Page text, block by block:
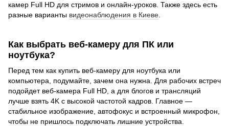
камер Full HD для стримов и онлайн-уроков. Также здесь есть
разные варианты видеонаблюдения в Киеве.
Как выбрать веб-камеру для ПК или
ноутбука?
Перед тем как купить веб-камеру для ноутбука или
компьютера, подумайте, зачем она нужна. Для рабочих встреч
подойдет веб-камера Full HD, а для блогов и трансляций
лучше взять 4K с высокой частотой кадров. Главное —
стабильное изображение, автофокус и встроенный микрофон,
чтобы не пришлось подключать лишние устройства.